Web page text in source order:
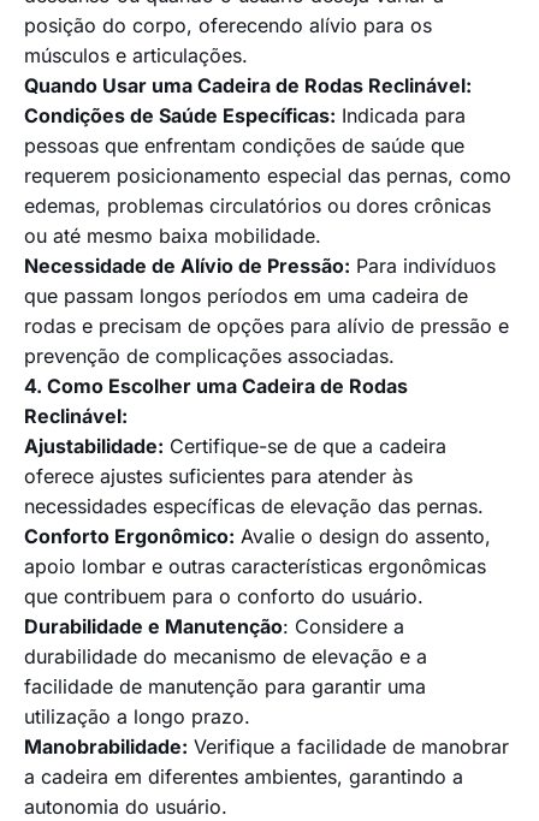
posição do corpo, oferecendo alívio para os
músculos e articulações.
Quando Usar uma Cadeira de Rodas Reclinável:
Condições de Saúde Específicas: Indicada para
pessoas que enfrentam condições de saúde que
requerem posicionamento especial das pernas, como
edemas, problemas circulatórios ou dores crônicas
ou até mesmo baixa mobilidade.
Necessidade de Alívio de Pressão: Para indivíduos
que passam longos períodos em uma cadeira de
rodas e precisam de opções para alívio de pressão e
prevenção de complicações associadas.
4. Como Escolher uma Cadeira de Rodas
Reclinável:
Ajustabilidade: Certifique-se de que a cadeira
oferece ajustes suficientes para atender às
necessidades específicas de elevação das pernas.
Conforto Ergonômico: Avalie o design do assento,
apoio lombar e outras características ergonômicas
que contribuem para o conforto do usuário.
Durabilidade e Manutenção: Considere a
durabilidade do mecanismo de elevação e a
facilidade de manutenção para garantir uma
utilização a longo prazo.
Manobrabilidade: Verifique a facilidade de manobrar
a cadeira em diferentes ambientes, garantindo a
autonomia do usuário.